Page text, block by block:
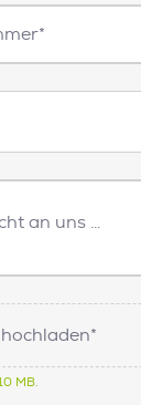
hochladen*
MB.